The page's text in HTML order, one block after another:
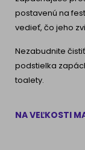
postavenú na
vedieť, čo jeho
Nezabudnite
podstielka
toalety.
NA VEĽKOSTI